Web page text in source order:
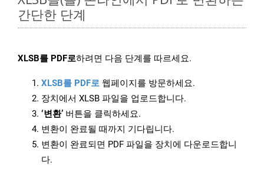
간단한 단계
XLSB를 PDF로하려면 다음 단계를 따르세요.
XLSB를 PDF로 웹페이지를 방문하세요.
장치에서 XLSB 파일을 업로드합니다.
‘변환’ 버튼을 클릭하세요.
변환이 완료될 때까지 기다립니다.
변환이 완료되면 PDF 파일을 장치에 다운로드합니
다.